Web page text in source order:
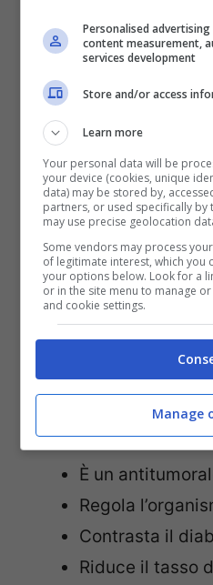
Combatte il
glicemia
Combatte
Contrasta
È ricca di fibre
Rinvigorisce le
È un anti-aging
Svolge una
Protegge il
Contrasta
Ha un basso
Fa bene alla
Stimola il micro
È un
Regola
Contrasta il
Riduce il tasso
Personalised
content measurement,
services development
Store and/or access
Learn more
Your personal data will be
your device (cookies, unique
data) may be stored by,
partners, or used specifically by
may use precise geolocation
Some vendors may process
of legitimate interest, which you
your options below. Look for a
or in the site menu to manage
and cookie settings.
Manage